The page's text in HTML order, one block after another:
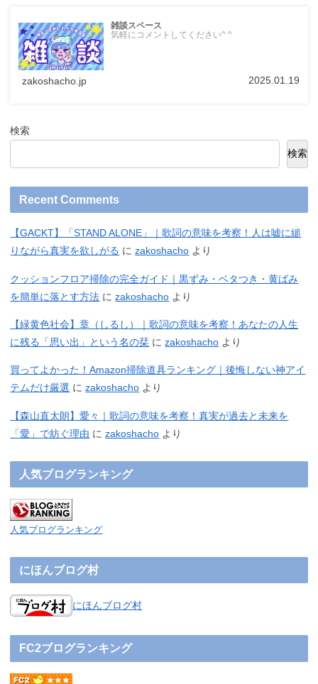
雑談スペース
気軽にコメントしてください^ ^
zakoshacho.jp 2025.01.19
検索
検索
Recent Comments
【GACKT】「STAND ALONE」｜歌詞の意味を考察！人は嘘に縋
りながら真実を欲しがる にzakoshacho より
クッションフロア掃除の完全ガイド｜黒ずみ・ベタつき・黄ばみ
を簡単に落とす方法 にzakoshacho より
【緑黄色社会】章（しるし）｜歌詞の意味を考察！あなたの人生
に残る「思い出」という名の栞 にzakoshacho より
買ってよかった！Amazon掃除道具ランキング｜後悔しない神アイ
テムだけ厳選 にzakoshacho より
【森山直太朗】愛々｜歌詞の意味を考察！真実が過去と未来を
「愛」で紡ぐ理由 にzakoshacho より
人気ブログランキング
人気ブログランキング
にほんブログ村
にほんブログ村
FC2ブログランキング